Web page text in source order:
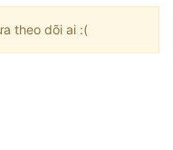
theo dõi ai :(